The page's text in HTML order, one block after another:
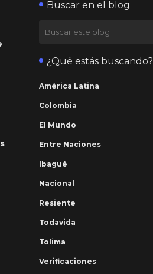
Buscar en el blog
¿Qué estás buscando?
América Latina
Colombia
El Mundo
Entre Naciones
Ibagué
Nacional
Resiente
Todavida
Tolima
Verificaciones